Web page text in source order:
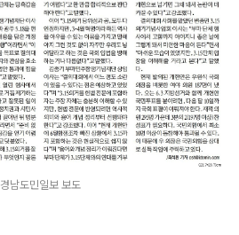
경남도민일보 보도